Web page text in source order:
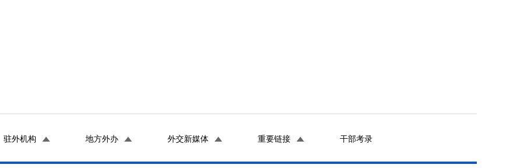
驻外机构 地方外办 外交新媒体 重要链接 干部考录